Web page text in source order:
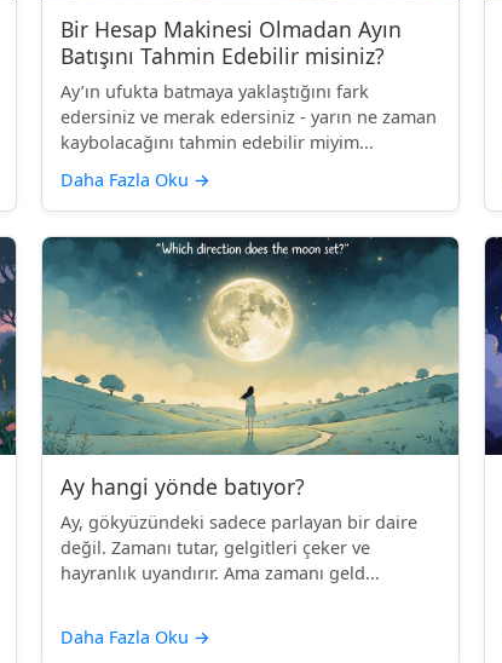
Bir Hesap Makinesi Olmadan Ayın
Batışını Tahmin Edebilir misiniz?
Ay’ın ufukta batmaya yaklaştığını fark
edersiniz ve merak edersiniz - yarın ne zaman
kaybolacağını tahmin edebilir miyim...
Daha Fazla Oku →
Ay hangi yönde batıyor?
Ay, gökyüzündeki sadece parlayan bir daire
değil. Zamanı tutar, gelgitleri çeker ve
hayranlık uyandırır. Ama zamanı geld...
Daha Fazla Oku →